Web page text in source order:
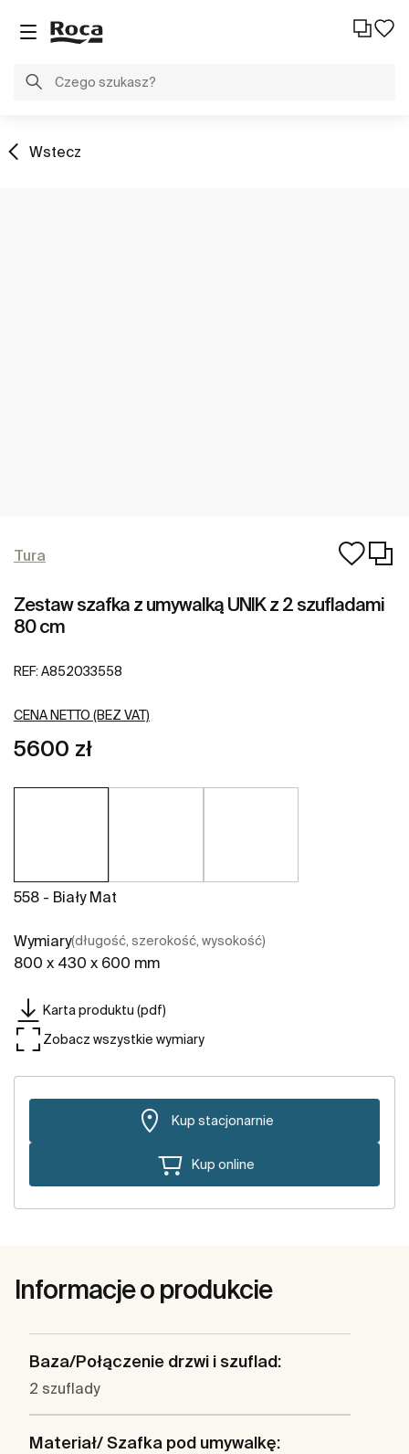
Wstecz
Tura
Zestaw szafka z umywalką UNIK z 2 szufladami
80 cm
REF: A852033558
CENA NETTO (BEZ VAT)
5600 zł
558 - Biały Mat
Wymiary(długość, szerokość, wysokość)
800 x 430 x 600 mm
Karta produktu (pdf)
Zobacz wszystkie wymiary
Kup stacjonarnie
Kup online
Informacje o produkcie
Baza/Połączenie drzwi i szuflad:
2 szuflady
Materiał/ Szafka pod umywalkę: